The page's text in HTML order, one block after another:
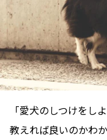
「愛犬のしつけをし
教えれば良いのかわ